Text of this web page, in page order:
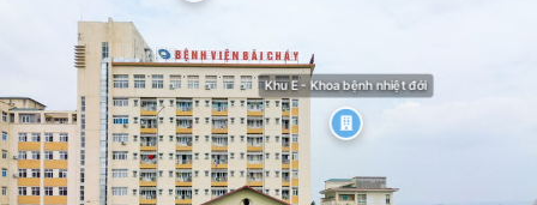
Khu E - Khoa bệnh nhiệt đới